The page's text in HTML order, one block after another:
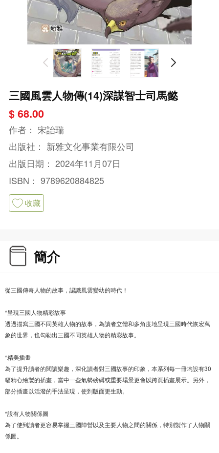
三國風雲人物傳(14)深謀智士司馬懿
$ 68.00
作者： 宋詒瑞
出版社： 新雅文化事業有限公司
出版日期： 2024年11月07日
ISBN： 9789620884825
收藏
簡介
從三國傳奇人物的故事，認識風雲變幼的時代！
*呈現三國人物精彩故事
透過描寫三國不同英雄人物的故事，為讀者立體和多角度地呈現三國時代恢宏萬
象的世界，也勾勒出三國不同英雄人物的精彩故事。
*精美插畫
為了提升讀者的閱讀樂趣，深化讀者對三國故事的印象，本系列每一冊均設有30
幅精心繪製的插畫，當中一些氣勢磅礡或重要場景更會以跨頁插畫展示。另外，
部分插畫以活潑的手法呈現，使到版面更生動。
*設有人物關係圖
為了使到讀者更容易掌握三國陣營以及主要人物之間的關係，特別製作了人物關
係圖。